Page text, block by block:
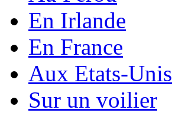
En Irlande
En France
Aux Etats-Unis
Sur un voilier